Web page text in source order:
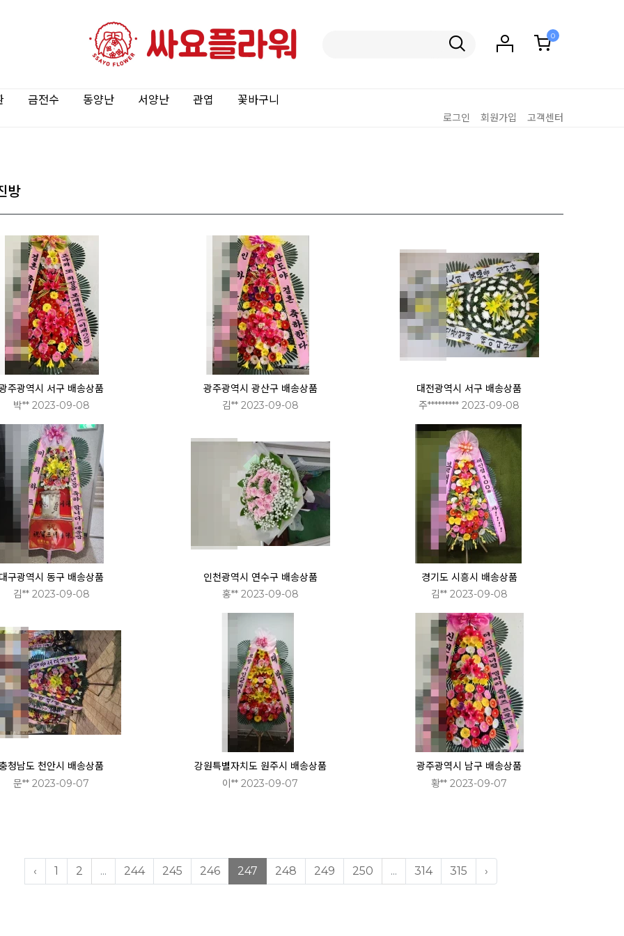
0
금전수 동양난 서양난 관엽 꽃바구니
로그인 회원가입 고객센터
방
주광역시 서구 배송상품
박** 2023-09-08
광주광역시 광산구 배송상품
김** 2023-09-08
대전광역시 서구 배송상품
주********* 2023-09-08
구광역시 동구 배송상품
김** 2023-09-08
인천광역시 연수구 배송상품
홍** 2023-09-08
경기도 시흥시 배송상품
김** 2023-09-08
청남도 천안시 배송상품
문** 2023-09-07
강원특별자치도 원주시 배송상품
이** 2023-09-07
광주광역시 남구 배송상품
황** 2023-09-07
‹ 1 2 ... 244 245 246 247 248 249 250 ... 314 315 ›